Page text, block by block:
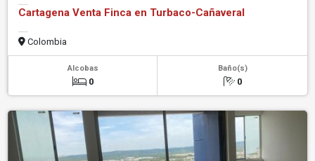
Cartagena Venta Finca en Turbaco-Cañaveral
Colombia
Alcobas
0
Baño(s)
0